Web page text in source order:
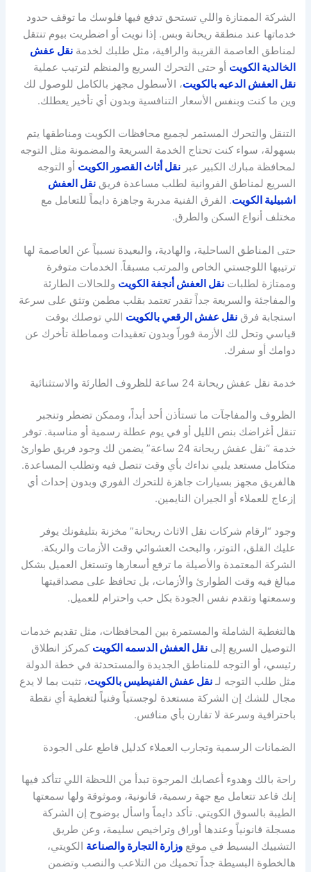
الشركة الممتازة واللي تستحق تدفع فيها فلوسك ما توقف حدود
خدماتها عند منطقة ريحانة وبس. إذا نويت أو اضطريت بيوم تنتقل
لمناطق العاصمة القريبة والراقية، مثل طلبك لخدمةنقل عفش
الخالدية الكويت أو حتى التحرك السريع والمنظم لترتيب عملية
نقل العفش الدعيه بالكويت، الأسطول مجهز بالكامل للوصول لك
وين ما كنت وبنفس الأسعار التنافسية وبدون أي تأخير يعطلك.
التنقل والتحرك المستمر لجميع محافظات الكويت ومناطقها يتم
بسهولة، سواء كنت تحتاج الخدمة السريعة والمضمونة مثل التوجه
لمحافظة مبارك الكبير عبرنقل أثاث القصور الكويت أو التوجه
السريع لمناطق الفروانية لطلب مساعدة فريقنقل العفش
اشبيلية الكويت. الفرق الفنية مدربة وجاهزة دايماً للتعامل مع
مختلف أنواع السكن والطرق.
حتى المناطق الساحلية، والهادية، والبعيدة نسبياً عن العاصمة لها
ترتيبها اللوجستي الخاص والمرتب مسبقاً. الخدمات متوفرة
وممتازة لطلباتنقل العفش أنجفة الكويت وللحالات الطارئة
والمفاجئة والسريعة جداً تقدر تعتمد بقلب مطمن وتثق على سرعة
استجابة فرقنقل عفش الرقعي بالكويت اللي توصلك بوقت
قياسي وتحل لك الأزمة فوراً وبدون تعقيدات ومماطلة تأخرك عن
دوامك أو سفرك.
خدمة نقل عفش ريحانة 24 ساعة للظروف الطارئة والاستثنائية
الظروف والمفاجآت ما تستأذن أحد أبداً، وممكن تضطر وتنجبر
تنقل أغراضك بنص الليل أو في يوم عطلة رسمية أو مناسبة. توفر
خدمة “نقل عفش ريحانة 24 ساعة” يضمن لك وجود فريق طوارئ
متكامل مستعد يلبي نداءك بأي وقت تتصل فيه وتطلب المساعدة.
هالفريق مجهز بسيارات جاهزة للتحرك الفوري وبدون إحداث أي
إزعاج للعملاء أو الجيران النايمين.
وجود “ارقام شركات نقل الاثاث ريحانة” مخزنة بتليفونك يوفر
عليك القلق، التوتر، والبحث العشوائي وقت الأزمات والربكة.
الشركة المعتمدة والأصيلة ما ترفع أسعارها وتستغل العميل بشكل
مبالغ فيه وقت الطوارئ والأزمات، بل تحافظ على مصداقيتها
وسمعتها وتقدم نفس الجودة بكل حب واحترام للعميل.
هالتغطية الشاملة والمستمرة بين المحافظات، مثل تقديم خدمات
التوصيل السريع إلىنقل العفش الدسمه الكويت كمركز انطلاق
رئيسي، أو التوجه للمناطق الجديدة والمستحدثة في خطة الدولة
مثل طلب التوجه لـنقل عفش الفنيطيس بالكويت، تثبت بما لا يدع
مجال للشك إن الشركة مستعدة لوجستياً وفنياً لتغطية أي نقطة
باحترافية وسرعة لا تقارن بأي منافس.
الضمانات الرسمية وتجارب العملاء كدليل قاطع على الجودة
راحة بالك وهدوء أعصابك المرجوة تبدأ من اللحظة اللي تتأكد فيها
إنك قاعد تتعامل مع جهة رسمية، قانونية، وموثوقة ولها سمعتها
الطيبة بالسوق الكويتي. تأكد دايماً واسأل بوضوح إن الشركة
مسجلة قانونياً وعندها أوراق وتراخيص سليمة، وعن طريق
التشييك البسيط في موقعوزارة التجارة والصناعة الكويتي،
هالخطوة البسيطة جداً تحميك من التلاعب والنصب وتضمن